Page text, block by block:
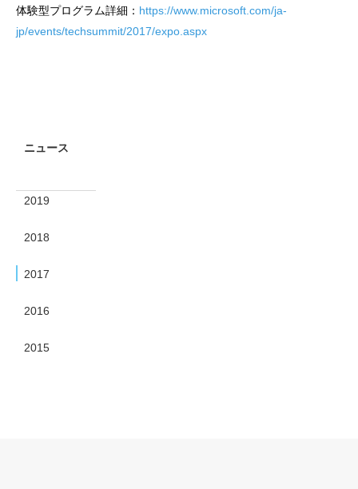
体験型プログラム詳細： https://www.microsoft.com/ja-
jp/events/techsummit/2017/expo.aspx
ニュース
2019
2018
2017
2016
2015